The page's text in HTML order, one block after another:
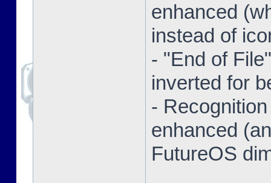
enhanced
instead of
- "End of
inverted for
-
enhanced
FutureOS